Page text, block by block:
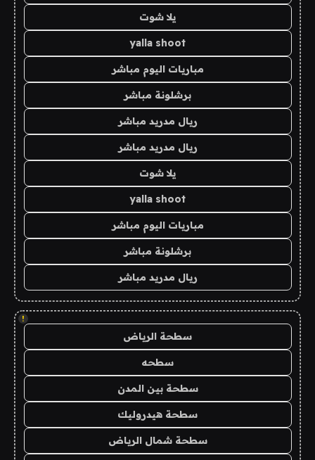
يلا شوت
yalla shoot
مباريات اليوم مباشر
برشلونة مباشر
ريال مدريد مباشر
ريال مدريد مباشر
يلا شوت
yalla shoot
مباريات اليوم مباشر
برشلونة مباشر
ريال مدريد مباشر
!
سطحة الرياض
سطحه
سطحة بين المدن
سطحة هيدروليك
سطحة شمال الرياض